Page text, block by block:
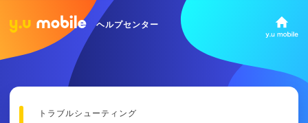
ヘルプセンター
トラブルシューティング